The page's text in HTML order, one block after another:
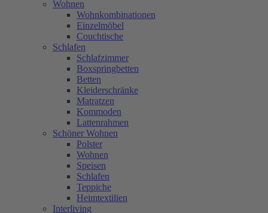
Wohnen
Wohnkombinationen
Einzelmöbel
Couchtische
Schlafen
Schlafzimmer
Boxspringbetten
Betten
Kleiderschränke
Matratzen
Kommoden
Lattenrahmen
Schöner Wohnen
Polster
Wohnen
Speisen
Schlafen
Teppiche
Heimtextilien
Interliving